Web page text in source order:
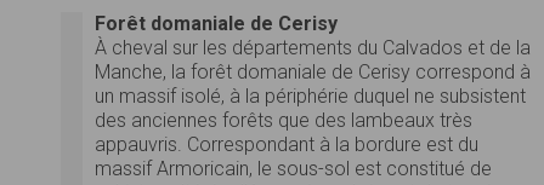
Forêt domaniale de Cerisy
À cheval sur les départements du Calvados et de la
Manche, la forêt domaniale de Cerisy correspond à
un massif isolé, à la périphérie duquel ne subsistent
des anciennes forêts que des lambeaux très
appauvris. Correspondant à la bordure est du
massif Armoricain, le sous-sol est constitué de